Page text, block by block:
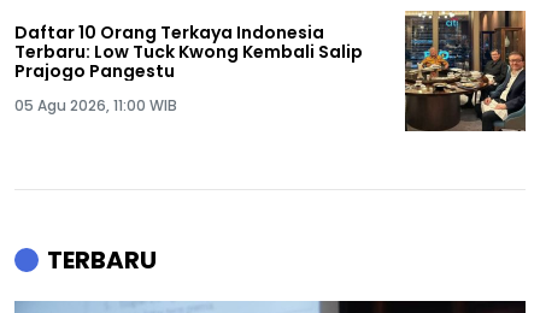
Daftar 10 Orang Terkaya Indonesia
Terbaru: Low Tuck Kwong Kembali Salip
Prajogo Pangestu
05 Agu 2026, 11:00 WIB
TERBARU